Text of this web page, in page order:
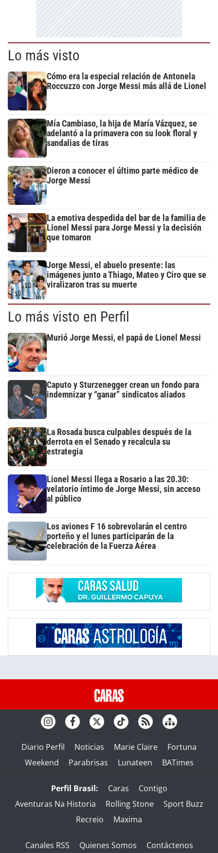
Lo más visto
Cómo era la especial relación de Antonela
Roccuzzo con Jorge Messi más allá de Lionel
Mía Cambiaso, la hija de María Vázquez, se
adelantó a la primavera con su look floral y
sandalias de tiras
Dieron a conocer el último parte médico de
Jorge Messi
La emotiva despedida del bar de la familia de
Lionel Messi para Jorge Messi y la decisión
que tomaron
Jorge Messi, el abuelo presente: las
imágenes junto a Thiago, Mateo y Ciro que se
viralizaron tras su muerte
Lo más visto en Perfil
Murió Jorge Messi, el papá de Lionel Messi
Caputo y Sturzenegger crean un fondo para
indemnizar y “ganar” sindicatos aliados
La Rosada busca culpables después de la
derrota en el Senado y recalcula su
estrategia
Lionel Messi llega a Rosario a las 20.30:
velatorio íntimo de Jorge Messi, sin acceso
al público
Los aviones F 16 sobrevolarán el centro
porteño y el lunes participarán de la
celebración de la Fuerza Aérea
Diario Perfil Noticias Marie Claire
Fortuna
Weekend
Parabrisas Lunateen BATimes
Perfil Brasil: Caras
Contigo
Aventuras Na Historia
Rolling Stone
Sport Buzz
Recreio
Maxima
Canales RSS Quienes Somos Contáctenos